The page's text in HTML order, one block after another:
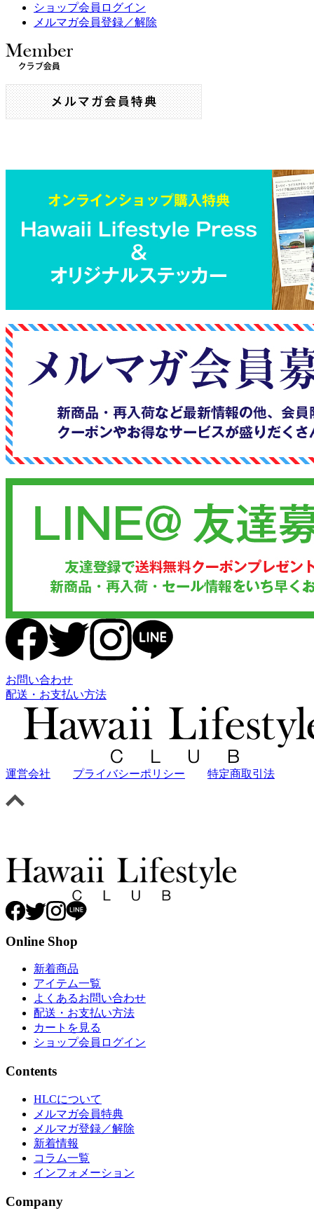
ショップ会員ログイン
メルマガ会員登録／解除
お問い合わせ
配送・お支払い方法
運営会社 プライバシーポリシー 特定商取引法
Online Shop
新着商品
アイテム一覧
よくあるお問い合わせ
配送・お支払い方法
カートを見る
ショップ会員ログイン
Contents
HLCについて
メルマガ会員特典
メルマガ登録／解除
新着情報
コラム一覧
インフォメーション
Company